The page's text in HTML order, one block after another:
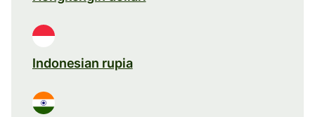
Indonesian rupia